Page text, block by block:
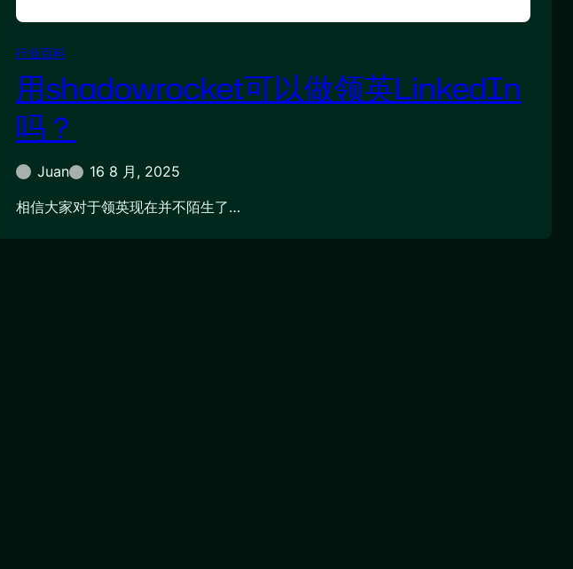
行业百科
用shadowrocket可以做领英LinkedIn
吗？
Juan
16 8 月, 2025
相信大家对于领英现在并不陌生了…